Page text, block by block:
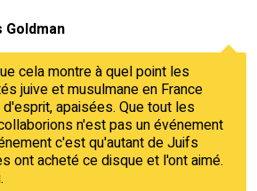
cela montre à quel point les
juive et musulmane en France
apaisées. Que tout les
n'est pas un événement
c'est qu'autant de Juifs
ont acheté ce disque et l'ont aimé.